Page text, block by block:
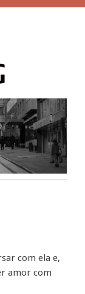
com ela e,
amor com